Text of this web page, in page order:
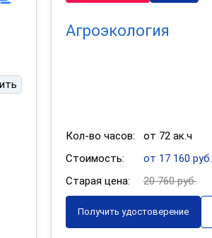
Агроэкология
Кол-во часов:
от 72 ак.ч
Стоимость:
от 17 160 руб.
Старая цена:
20 760 руб.
Получить удостоверение